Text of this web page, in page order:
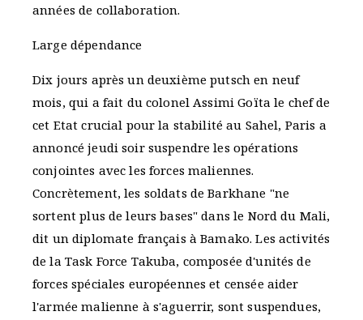
années de collaboration.
Large dépendance
Dix jours après un deuxième putsch en neuf
mois, qui a fait du colonel Assimi Goïta le chef de
cet Etat crucial pour la stabilité au Sahel, Paris a
annoncé jeudi soir suspendre les opérations
conjointes avec les forces maliennes.
Concrètement, les soldats de Barkhane "ne
sortent plus de leurs bases" dans le Nord du Mali,
dit un diplomate français à Bamako. Les activités
de la Task Force Takuba, composée d'unités de
forces spéciales européennes et censée aider
l'armée malienne à s'aguerrir, sont suspendues,